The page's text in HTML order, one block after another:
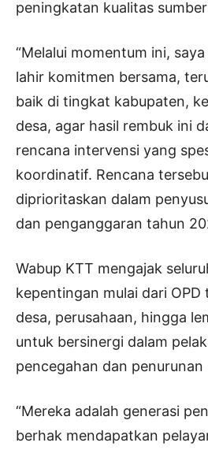
peningkatan kualitas
“Melalui momentum ini,
lahir komitmen bersama,
baik di tingkat kabupaten,
desa, agar hasil rembuk ini
rencana intervensi yang
koordinatif. Rencana
diprioritaskan dalam
dan penganggaran tahun
Wabup KTT mengajak
kepentingan mulai dari
desa, perusahaan, hingga
untuk bersinergi dalam
pencegahan dan
“Mereka adalah generasi
berhak mendapatkan